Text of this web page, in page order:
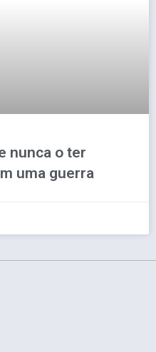
nunca o ter
uma guerra